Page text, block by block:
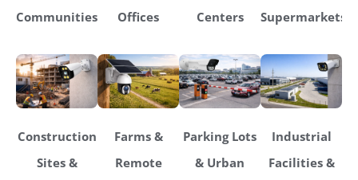
Communities
Offices
Centers
Supermarkets
Construction
Sites &
Farms &
Remote
Parking Lots
& Urban
Industrial
Facilities &